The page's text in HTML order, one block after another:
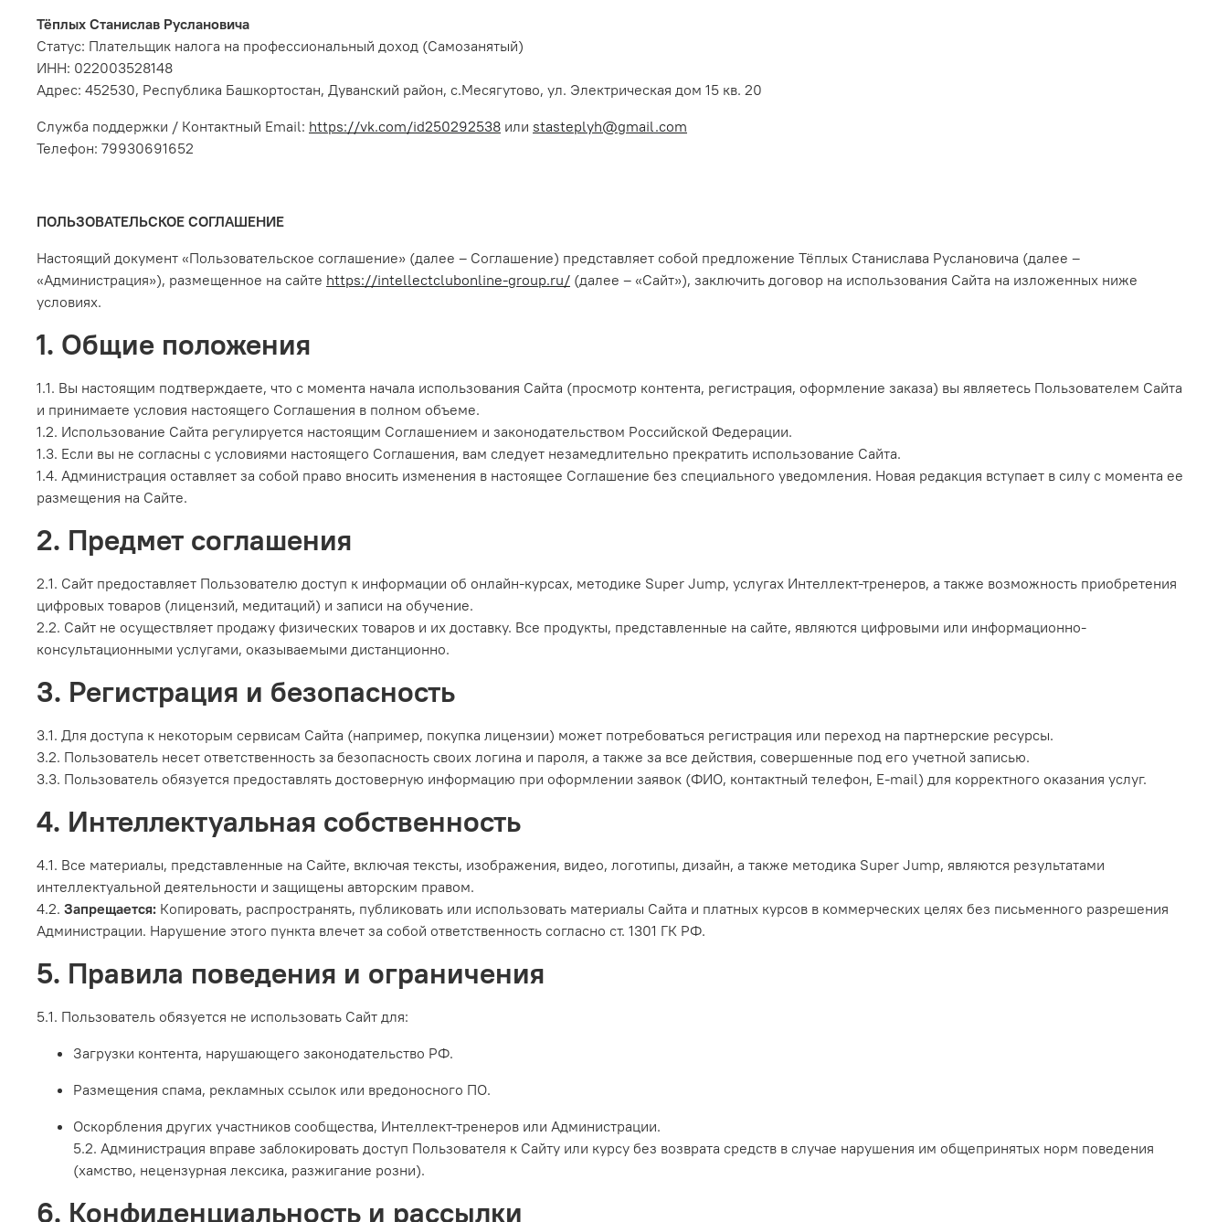
Тёплых Станислав Руслановича
Статус: Плательщик налога на профессиональный доход (Самозанятый)
ИНН: 022003528148
Адрес: 452530, Республика Башкортостан, Дуванский район, с.Месягутово, ул. Электрическая дом 15 кв. 20
Служба поддержки / Контактный Email: https://vk.com/id250292538 или stasteplyh@gmail.com
Телефон: 79930691652
ПОЛЬЗОВАТЕЛЬСКОЕ СОГЛАШЕНИЕ
Настоящий документ «Пользовательское соглашение» (далее – Соглашение) представляет собой предложение Тёплых Станислава Руслановича (далее –
«Администрация»), размещенное на сайте https://intellectclubonline-group.ru/ (далее – «Сайт»), заключить договор на использования Сайта на изложенных ниже
условиях.
1. Общие положения
1.1. Вы настоящим подтверждаете, что с момента начала использования Сайта (просмотр контента, регистрация, оформление заказа) вы являетесь Пользователем Сайта
и принимаете условия настоящего Соглашения в полном объеме.
1.2. Использование Сайта регулируется настоящим Соглашением и законодательством Российской Федерации.
1.3. Если вы не согласны с условиями настоящего Соглашения, вам следует незамедлительно прекратить использование Сайта.
1.4. Администрация оставляет за собой право вносить изменения в настоящее Соглашение без специального уведомления. Новая редакция вступает в силу с момента ее
размещения на Сайте.
2. Предмет соглашения
2.1. Сайт предоставляет Пользователю доступ к информации об онлайн-курсах, методике Super Jump, услугах Интеллект-тренеров, а также возможность приобретения
цифровых товаров (лицензий, медитаций) и записи на обучение.
2.2. Сайт не осуществляет продажу физических товаров и их доставку. Все продукты, представленные на сайте, являются цифровыми или информационно-
консультационными услугами, оказываемыми дистанционно.
3. Регистрация и безопасность
3.1. Для доступа к некоторым сервисам Сайта (например, покупка лицензии) может потребоваться регистрация или переход на партнерские ресурсы.
3.2. Пользователь несет ответственность за безопасность своих логина и пароля, а также за все действия, совершенные под его учетной записью.
3.3. Пользователь обязуется предоставлять достоверную информацию при оформлении заявок (ФИО, контактный телефон, E-mail) для корректного оказания услуг.
4. Интеллектуальная собственность
4.1. Все материалы, представленные на Сайте, включая тексты, изображения, видео, логотипы, дизайн, а также методика Super Jump, являются результатами
интеллектуальной деятельности и защищены авторским правом.
4.2. Запрещается: Копировать, распространять, публиковать или использовать материалы Сайта и платных курсов в коммерческих целях без письменного разрешения
Администрации. Нарушение этого пункта влечет за собой ответственность согласно ст. 1301 ГК РФ.
5. Правила поведения и ограничения
5.1. Пользователь обязуется не использовать Сайт для:
Загрузки контента, нарушающего законодательство РФ.
Размещения спама, рекламных ссылок или вредоносного ПО.
Оскорбления других участников сообщества, Интеллект-тренеров или Администрации.
5.2. Администрация вправе заблокировать доступ Пользователя к Сайту или курсу без возврата средств в случае нарушения им общепринятых норм поведения
(хамство, нецензурная лексика, разжигание розни).
6. Конфиденциальность и рассылки